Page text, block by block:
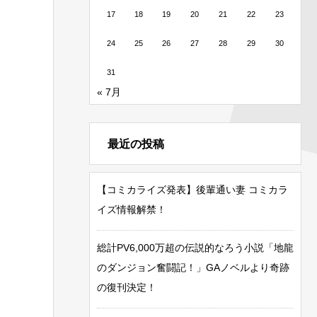
17 18 19 20 21 22 23
24 25 26 27 28 29 30
31
« 7月
最近の投稿
【コミカライズ発表】後輩通い妻 コミカラ
イズ情報解禁！
総計PV6,000万超の伝説的なろう小説「地龍
のダンジョン奮闘記！」GAノベルより奇跡
の復刊決定！